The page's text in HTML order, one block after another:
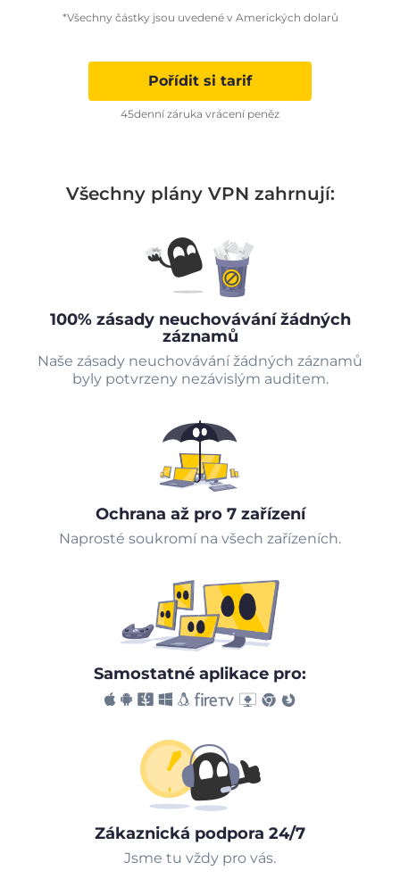
*Všechny částky jsou uvedené v Amerických dolarů
Pořídit si tarif
45denní záruka vrácení peněz
Všechny plány VPN zahrnují:
100% zásady neuchovávání žádných
záznamů
Naše zásady neuchovávání žádných záznamů
byly potvrzeny nezávislým auditem.
Ochrana až pro 7 zařízení
Naprosté soukromí na všech zařízeních.
Samostatné aplikace pro:
Zákaznická podpora 24/7
Jsme tu vždy pro vás.